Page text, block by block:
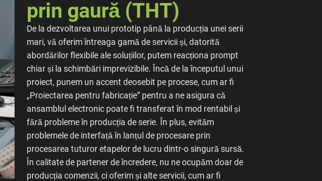
prin gaură (THT)
De la dezvoltarea unui prototip până la producția unei serii
mari, vă oferim întreaga gamă de servicii și, datorită
abordărilor flexibile ale soluțiilor, putem reacționa prompt
chiar și la schimbări imprevizibile. Încă de la începutul unui
proiect, punem un accent deosebit pe procese, cum ar fi
„Proiectarea pentru fabricație” pentru a ne asigura că
ansamblul electronic poate fi transferat în mod rentabil și
fără probleme în producția de serie. În plus, evităm
problemele de interfață în lanțul de procesare prin
procesarea tuturor etapelor de lucru dintr-o singură sursă.
În calitate de partener de încredere, nu ne ocupăm doar de
producția comenzii, ci oferim și alte servicii, cum ar fi